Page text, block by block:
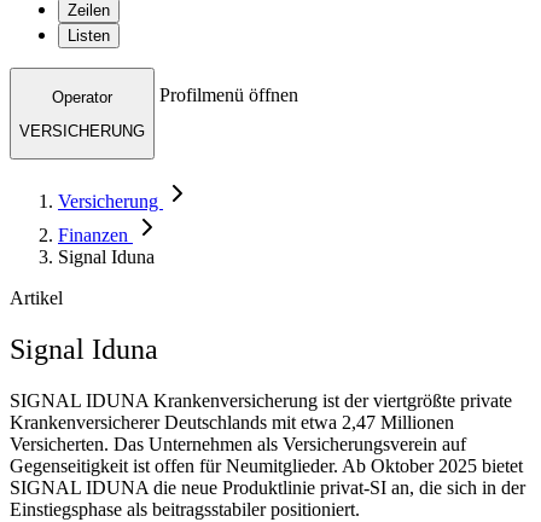
Zeilen
Listen
Operator
VERSICHERUNG
Profilmenü öffnen
Versicherung
Finanzen
Signal Iduna
Artikel
Signal Iduna
SIGNAL IDUNA Krankenversicherung ist der viertgrößte private
Krankenversicherer Deutschlands mit etwa 2,47 Millionen
Versicherten. Das Unternehmen als Versicherungsverein auf
Gegenseitigkeit ist offen für Neumitglieder. Ab Oktober 2025 bietet
SIGNAL IDUNA die neue Produktlinie privat-SI an, die sich in der
Einstiegsphase als beitragsstabiler positioniert.